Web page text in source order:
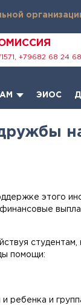
+79682 68 24 68
ЭИОС
этого
помощи:
ребенка и